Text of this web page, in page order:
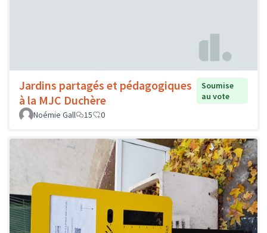
Jardins partagés et pédagogiques
à la MJC Duchère
Soumise
au vote
Noémie Gall
15 0